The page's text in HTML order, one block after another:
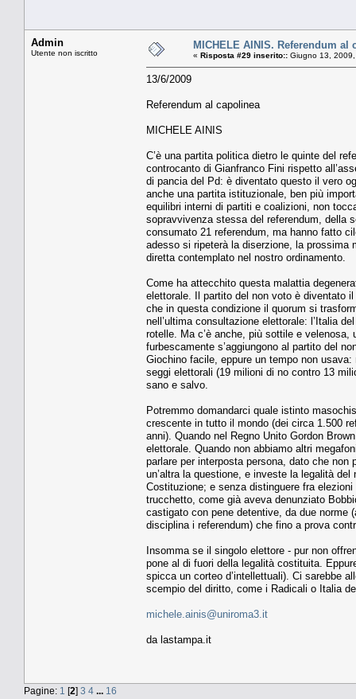
Admin
Utente non iscritto
MICHELE AINIS. Referendum al
« Risposta #29 inserito:: Giugno 13,
13/6/2009
Referendum al capolinea
MICHELE AINIS
C’è una partita politica dietro le quinte del
controcanto di Gianfranco Fini rispetto
di pancia del Pd: è diventato questo il vero
anche una partita istituzionale, ben più
equilibri interni di partiti e coalizioni, non
sopravvivenza stessa del referendum, della
consumato 21 referendum, ma hanno fatto
adesso si ripeterà la diserzione, la prossima
diretta contemplato nel nostro ordinamento.
Come ha attecchito questa malattia
elettorale. Il partito del non voto è diventato
che in questa condizione il quorum si
nell’ultima consultazione elettorale: l’Italia
rotelle. Ma c’è anche, più sottile e velenosa,
furbescamente s’aggiungono al partito del
Giochino facile, eppure un tempo non
seggi elettorali (19 milioni di no contro 13
sano e salvo.
Potremmo domandarci quale istinto
crescente in tutto il mondo (dei circa 1.500
anni). Quando nel Regno Unito Gordon
elettorale. Quando non abbiamo altri
parlare per interposta persona, dato che
un’altra la questione, e investe la legalità
Costituzione; e senza distinguere fra
trucchetto, come già aveva denunziato
castigato con pene detentive, da due norme
disciplina i referendum) che fino a prova
Insomma se il singolo elettore - pur non
pone al di fuori della legalità costituita.
spicca un corteo d’intellettuali). Ci sarebbe
scempio del diritto, come i Radicali o Italia
michele.ainis@uniroma3.it
da lastampa.it
Pagine: 1 [2] 3 4 ... 16